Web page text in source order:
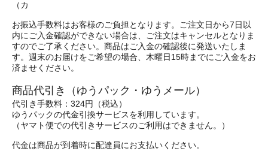
（カ
お振込手数料はお客様のご負担となります。ご注文日から7日以
内にご入金確認ができない場合は、ご注文はキャンセルとなりま
すのでご了承ください。商品はご入金の確認後に発送いたしま
す。週末のお届けをご希望の場合、木曜日15時までにご入金をお
済ませください。
商品代引き（ゆうパック・ゆうメール）
代引き手数料：324円（税込）
ゆうパックの代金引換サービスを利用しています。
（ヤマト便での代引きサービスのご利用はできません。）
代金は商品が到着時に配達員にお支払いください。